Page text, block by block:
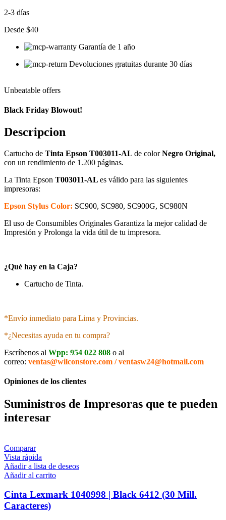
2-3 días
Desde $40
Garantía de 1 año
Devoluciones gratuitas durante 30 días
Unbeatable offers
Black Friday Blowout!
Descripcion
Cartucho de Tinta Epson T003011-AL de colorNegro Original,
con un rendimiento de 1.200 páginas.
La Tinta Epson T003011-AL es válido para las siguientes
impresoras:
Epson Stylus Color: SC900, SC980, SC900G, SC980N
El uso de Consumibles Originales Garantiza la mejor calidad de
Impresión y Prolonga la vida útil de tu impresora.
¿Qué hay en la Caja?
Cartucho de Tinta.
*Envío inmediato para Lima y Provincias.
*¿Necesitas ayuda en tu compra?
Escríbenos al Wpp: 954 022 808 o al
correo: ventas@wilconstore.com / ventasw24@hotmail.com
Opiniones de los clientes
Suministros de Impresoras que te pueden
interesar
Comparar
Vista rápida
Añadir a lista de deseos
Añadir al carrito
Cinta Lexmark 1040998 | Black 6412 (30 Mill.
Caracteres)